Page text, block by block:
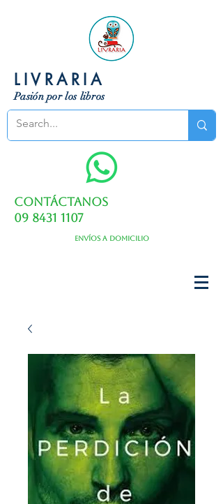
LIVRARIA
Pasión por los libros
Contáctanos
09 8431 1107
Envíos a domicilio